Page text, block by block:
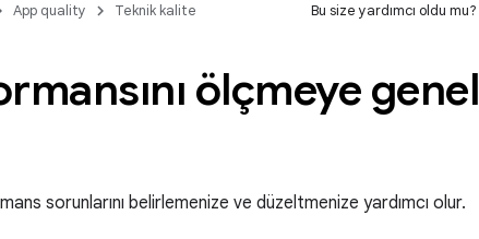
App quality Teknik kalite Bu size yardımcı oldu mu?
ölçmeye genel
sorunlarını belirlemenize ve düzeltmenize yardımcı olur.